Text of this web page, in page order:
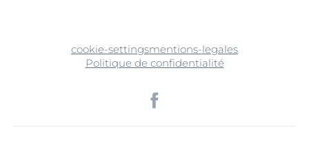
cookie-settingsmentions-legales
Politique de confidentialité